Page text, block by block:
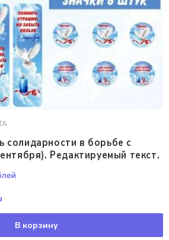
в борьбе с
Редактируемый текст.
В корзину